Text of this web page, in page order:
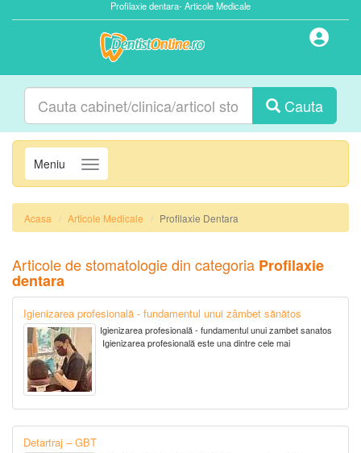
Profilaxie dentara- Articole Medicale
Cauta
Meniu Navigatie
Acasa Articole Medicale Profilaxie Dentara
Articole de stomatologie din categoria Profilaxie
dentara
Igienizarea profesională - fundamentul unui zâmbet sănătos
Igienizarea profesională - fundamentul unui zambet sanatos
Igienizarea profesională este una dintre cele mai
Detartraj – GBT